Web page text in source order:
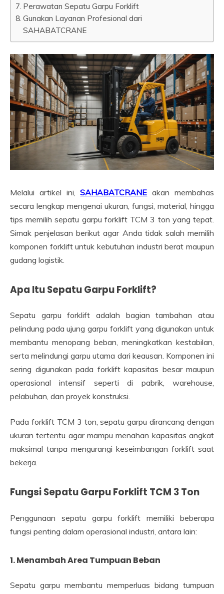
Perawatan Sepatu Garpu Forklift
Gunakan Layanan Profesional dari
SAHABATCRANE
Melalui artikel ini,SAHABATCRANE akan membahas
secara lengkap mengenai ukuran, fungsi, material, hingga
tips memilih sepatu garpu forklift TCM 3 ton yang tepat.
Simak penjelasan berikut agar Anda tidak salah memilih
komponen forklift untuk kebutuhan industri berat maupun
gudang logistik.
Apa Itu Sepatu Garpu Forklift?
Sepatu garpu forklift adalah bagian tambahan atau
pelindung pada ujung garpu forklift yang digunakan untuk
membantu menopang beban, meningkatkan kestabilan,
serta melindungi garpu utama dari keausan. Komponen ini
sering digunakan pada forklift kapasitas besar maupun
operasional intensif seperti di pabrik, warehouse,
pelabuhan, dan proyek konstruksi.
Pada forklift TCM 3 ton, sepatu garpu dirancang dengan
ukuran tertentu agar mampu menahan kapasitas angkat
maksimal tanpa mengurangi keseimbangan forklift saat
bekerja.
Fungsi Sepatu Garpu Forklift TCM 3 Ton
Penggunaan sepatu garpu forklift memiliki beberapa
fungsi penting dalam operasional industri, antara lain:
1. Menambah Area Tumpuan Beban
Sepatu garpu membantu memperluas bidang tumpuan